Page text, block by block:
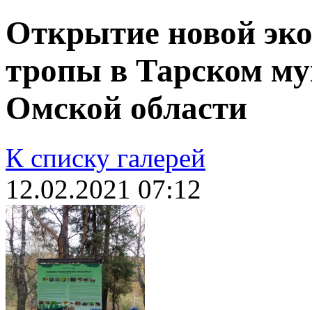
Открытие новой
тропы в Тарском
Омской области
К списку галерей
12.02.2021 07:12